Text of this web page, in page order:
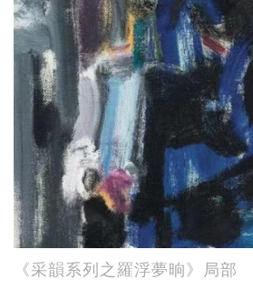
《采韻系列之羅浮夢晌》局部